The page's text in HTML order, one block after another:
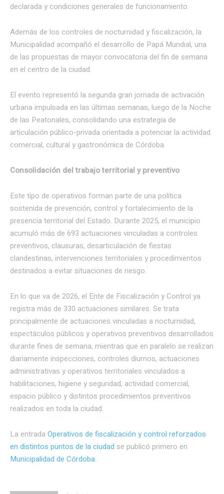
declarada y condiciones generales de funcionamiento.
Además de los controles de nocturnidad y fiscalización, la
Municipalidad acompañó el desarrollo de Papá Mundial, una
de las propuestas de mayor convocatoria del fin de semana
en el centro de la ciudad.
El evento representó la segunda gran jornada de activación
urbana impulsada en las últimas semanas, luego de la Noche
de las Peatonales, consolidando una estrategia de
articulación público-privada orientada a potenciar la actividad
comercial, cultural y gastronómica de Córdoba.
Consolidación del trabajo territorial y preventivo
Este tipo de operativos forman parte de una política
sostenida de prevención, control y fortalecimiento de la
presencia territorial del Estado. Durante 2025, el municipio
acumuló más de 693 actuaciones vinculadas a controles
preventivos, clausuras, desarticulación de fiestas
clandestinas, intervenciones territoriales y procedimientos
destinados a evitar situaciones de riesgo.
En lo que va de 2026, el Ente de Fiscalización y Control ya
registra más de 330 actuaciones similares. Se trata
principalmente de actuaciones vinculadas a nocturnidad,
espectáculos públicos y operativos preventivos desarrollados
durante fines de semana, mientras que en paralelo se realizan
diariamente inspecciones, controles diurnos, actuaciones
administrativas y operativos territoriales vinculados a
habilitaciones, higiene y seguridad, actividad comercial,
espacio público y distintos procedimientos preventivos
realizados en toda la ciudad.
La entrada Operativos de fiscalización y control reforzados
en distintos puntos de la ciudad se publicó primero en
Municipalidad de Córdoba..